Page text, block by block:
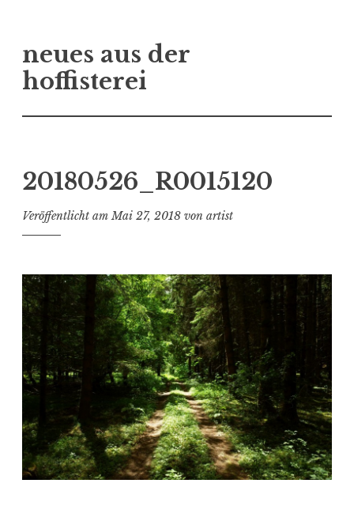
Inhalt
springen
neues aus der
hoffisterei
20180526_R0015120
Veröffentlicht amMai 27, 2018 von artist